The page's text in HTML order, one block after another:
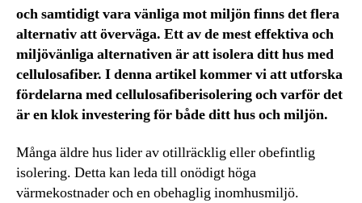
och samtidigt vara vänliga mot miljön finns det flera
alternativ att överväga. Ett av de mest effektiva och
miljövänliga alternativen är att isolera ditt hus med
cellulosafiber. I denna artikel kommer vi att utforska
fördelarna med cellulosafiberisolering och varför det
är en klok investering för både ditt hus och miljön.
Många äldre hus lider av otillräcklig eller obefintlig
isolering. Detta kan leda till onödigt höga
värmekostnader och en obehaglig inomhusmiljö.